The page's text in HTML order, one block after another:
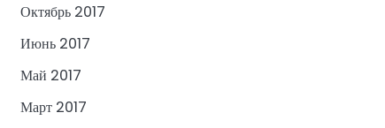
Октябрь 2017
Июнь 2017
Май 2017
Март 2017